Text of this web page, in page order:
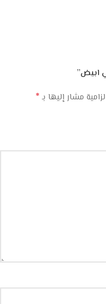
ابيض”
مشار إليها بـ*